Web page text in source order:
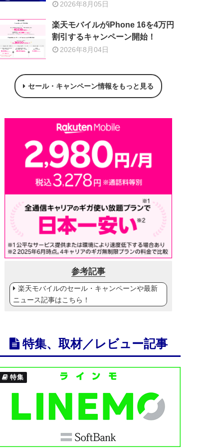
2026年8月05日
楽天モバイルがiPhone 16を4万円
割引するキャンペーン開始！
2026年8月04日
セール・キャンペーン情報をもっと見る
参考記事
楽天モバイルのセール・キャンペーンや最新
ニュース記事はこちら！
特集、取材／レビュー記事
特集